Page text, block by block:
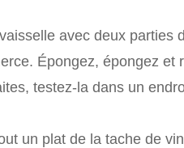
avec deux parties
Épongez, épongez et
testez-la dans un
un plat de la tache de vin